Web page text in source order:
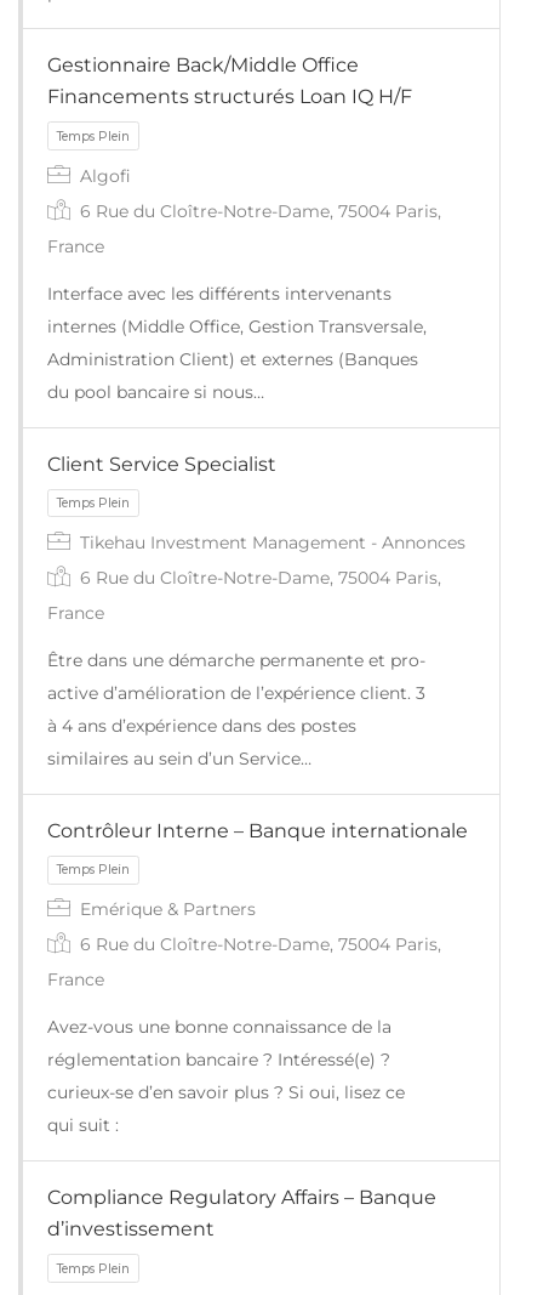
Gestionnaire Back/Middle Office
Financements structurés Loan IQ H/F
Temps Plein
Algofi
6 Rue du Cloître-Notre-Dame, 75004 Paris,
France
Interface avec les différents intervenants
internes (Middle Office, Gestion Transversale,
Administration Client) et externes (Banques
du pool bancaire si nous…
Client Service Specialist
Temps Plein
Tikehau Investment Management - Annonces
6 Rue du Cloître-Notre-Dame, 75004 Paris,
France
Être dans une démarche permanente et pro-
active d’amélioration de l’expérience client. 3
à 4 ans d’expérience dans des postes
similaires au sein d’un Service…
Contrôleur Interne – Banque internationale
Emérique & Partners
6 Rue du Cloître-Notre-Dame, 75004 Paris,
France
Avez-vous une bonne connaissance de la
réglementation bancaire ? Intéressé(e) ?
curieux-se d’en savoir plus ? Si oui, lisez ce
qui suit :
Compliance Regulatory Affairs – Banque
d’investissement